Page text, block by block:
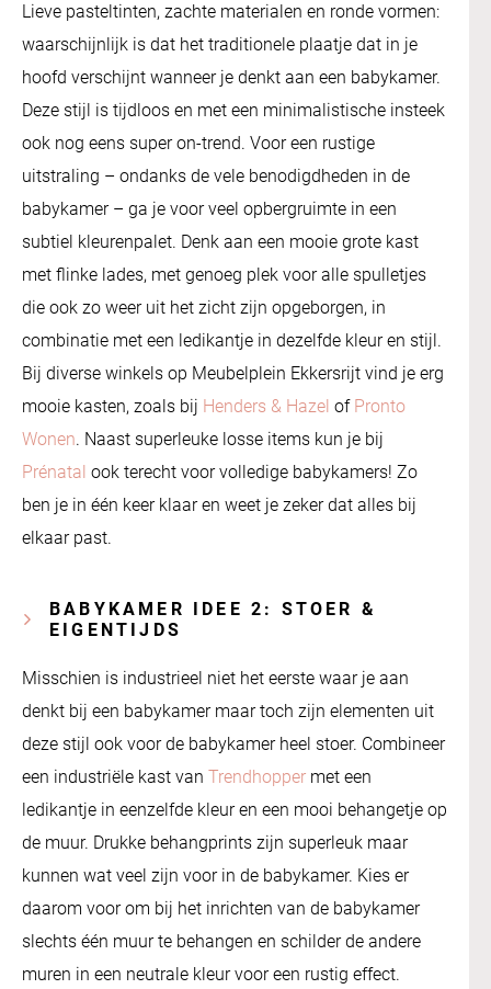
Lieve pasteltinten, zachte materialen en ronde vormen:
waarschijnlijk is dat het traditionele plaatje dat in je
hoofd verschijnt wanneer je denkt aan een babykamer.
Deze stijl is tijdloos en met een minimalistische insteek
ook nog eens super on-trend. Voor een rustige
uitstraling – ondanks de vele benodigdheden in de
babykamer – ga je voor veel opbergruimte in een
subtiel kleurenpalet. Denk aan een mooie grote kast
met flinke lades, met genoeg plek voor alle spulletjes
die ook zo weer uit het zicht zijn opgeborgen, in
combinatie met een ledikantje in dezelfde kleur en stijl.
Bij diverse winkels op Meubelplein Ekkersrijt vind je erg
mooie kasten, zoals bij Henders & Hazel of Pronto
Wonen. Naast superleuke losse items kun je bij
Prénatal ook terecht voor volledige babykamers! Zo
ben je in één keer klaar en weet je zeker dat alles bij
elkaar past.
BABYKAMER IDEE 2: STOER &
EIGENTIJDS
Misschien is industrieel niet het eerste waar je aan
denkt bij een babykamer maar toch zijn elementen uit
deze stijl ook voor de babykamer heel stoer. Combineer
een industriële kast van Trendhopper met een
ledikantje in eenzelfde kleur en een mooi behangetje op
de muur. Drukke behangprints zijn superleuk maar
kunnen wat veel zijn voor in de babykamer. Kies er
daarom voor om bij het inrichten van de babykamer
slechts één muur te behangen en schilder de andere
muren in een neutrale kleur voor een rustig effect.